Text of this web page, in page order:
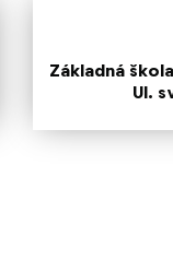
Základná
Ul.